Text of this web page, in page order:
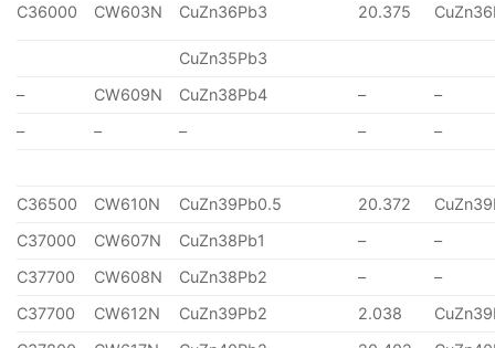
C36000 CW603N CuZn36Pb3 20.375
CuZn35Pb3
–
CW609N CuZn38Pb4 –
–
–
– – – –
C36500 CW610N CuZn39Pb0.5 20.372
C37000
CW607N CuZn38Pb1 –
–
C37700
CW608N CuZn38Pb2 –
–
C37700
CW612N CuZn39Pb2 2.038